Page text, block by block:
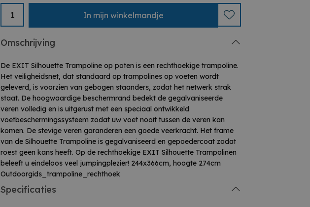
In mijn winkelmandje
Omschrijving
De EXIT Silhouette Trampoline op poten is een rechthoekige trampoline.
Het veiligheidsnet, dat standaard op trampolines op voeten wordt
geleverd, is voorzien van gebogen staanders, zodat het netwerk strak
staat. De hoogwaardige beschermrand bedekt de gegalvaniseerde
veren volledig en is uitgerust met een speciaal ontwikkeld
voetbeschermingssysteem zodat uw voet nooit tussen de veren kan
komen. De stevige veren garanderen een goede veerkracht. Het frame
van de Silhouette Trampoline is gegalvaniseerd en gepoedercoat zodat
roest geen kans heeft. Op de rechthoekige EXIT Silhouette Trampolinen
beleeft u eindeloos veel jumpingplezier! 244x366cm, hoogte 274cm
Outdoorgids_trampoline_rechthoek
Specificaties